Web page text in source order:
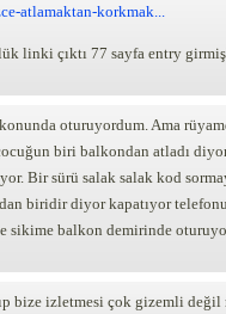
atlamaktan-korkmak...
linki çıktı 77 sayfa entry
oturuyordum. Ama
biri balkondan atladı
Bir sürü salak salak kod
biridir diyor kapatıyor
balkon demirinde
bize izletmesi çok gizemli değil